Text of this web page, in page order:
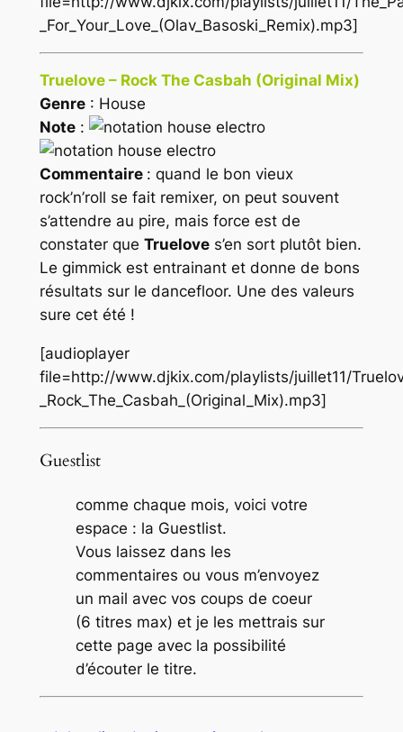
_For_Your_Love_(Olav_Basoski_Remix).mp3]
Truelove – Rock The Casbah (Original Mix)
Genre: House
Note:
Commentaire : quand le bon vieux
rock’n’roll se fait remixer, on peut souvent
s’attendre au pire, mais force est de
constater que Trueloves’en sort plutôt bien.
Le gimmick est entrainant et donne de bons
résultats sur le dancefloor. Une des valeurs
sure cet été !
[audioplayer
file=http://www.djkix.com/playlists/juillet11/
_Rock_The_Casbah_(Original_Mix).mp3]
Guestlist
comme chaque mois, voici votre
espace : la Guestlist.
Vous laissez dans les
commentaires ou vous m’envoyez
un mail avec vos coups de coeur
(6 titres max) et je les mettrais sur
cette page avec la possibilité
d’écouter le titre.